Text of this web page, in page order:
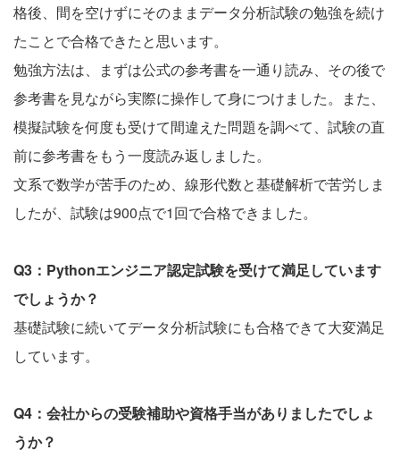
格後、間を空けずにそのままデータ分析試験の勉強を続け
たことで合格できたと思います。
勉強方法は、まずは公式の参考書を一通り読み、その後で
参考書を見ながら実際に操作して身につけました。また、
模擬試験を何度も受けて間違えた問題を調べて、試験の直
前に参考書をもう一度読み返しました。
文系で数学が苦手のため、線形代数と基礎解析で苦労しま
したが、試験は900点で1回で合格できました。
Q3：Pythonエンジニア認定試験を受けて満足しています
でしょうか？
基礎試験に続いてデータ分析試験にも合格できて大変満足
しています。
Q4：会社からの受験補助や資格手当がありましたでしょ
うか？